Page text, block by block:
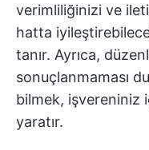
verimliliğinizi ve
hatta
tanır. Ayrıca,
sonuçlanmaması
bilmek, işvereniniz
yaratır.